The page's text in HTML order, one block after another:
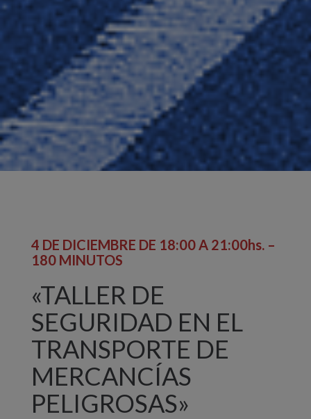
4 DE DICIEMBRE DE 18:00 A 21:00hs. –
180 MINUTOS
«TALLER DE
SEGURIDAD EN EL
TRANSPORTE DE
MERCANCÍAS
PELIGROSAS»